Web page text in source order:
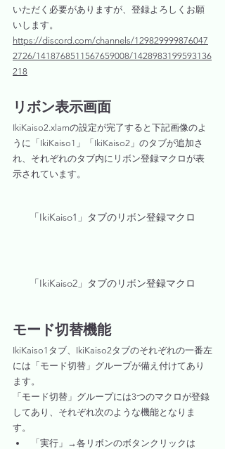
いただく必要がありますが、登録よろしくお願
いします。
https://discord.com/channels/129829999876047
2726/1418768511567659008/1428983199593136
218
リボン表示画面
IkiKaiso2.xlamの設定が完了すると下記画像のよ
うに「IkiKaiso1」「IkiKaiso2」のタブが追加さ
れ、それぞれのタブ内にリボン登録マクロが表
示されています。
「IkiKaiso1」タブのリボン登録マクロ
「IkiKaiso2」タブのリボン登録マクロ
モード切替機能
IkiKaiso1タブ、IkiKaiso2タブのそれぞれの一番左
には「モード切替」グループが備え付けてあり
ます。
「モード切替」グループには3つのマクロが登録
してあり、それぞれ次のような機能となりま
す。
「実行」→各リボンのボタンクリックは